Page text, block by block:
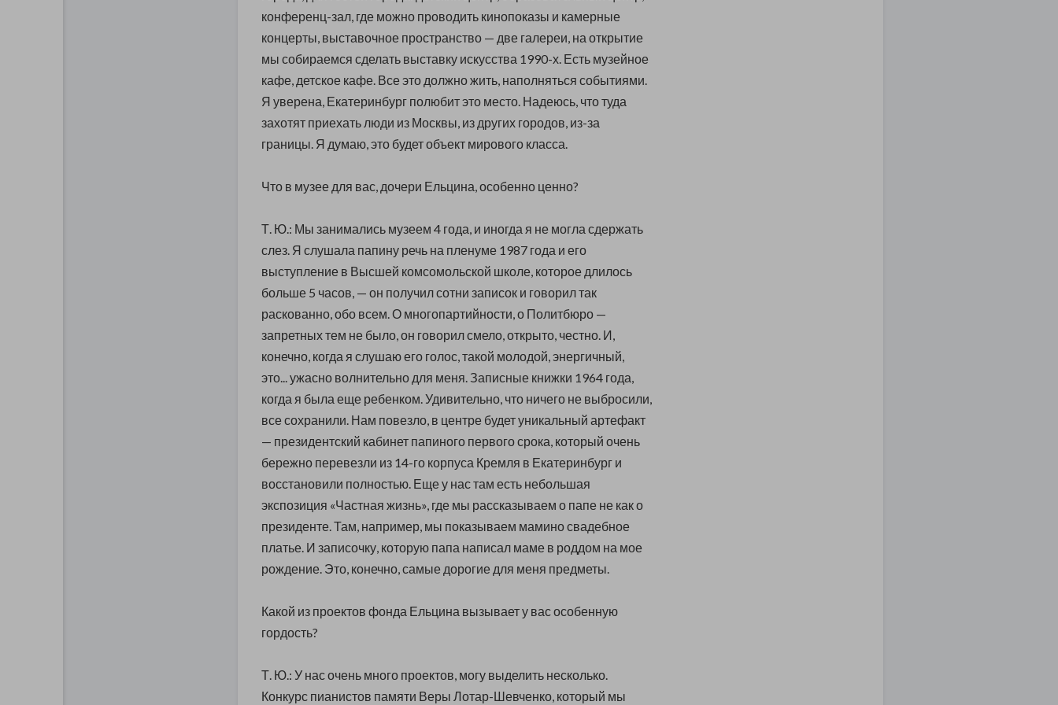
конференц-зал, где можно проводить кинопоказы и камерные
концерты, выставочное пространство — две галереи, на открытие
мы собираемся сделать выставку искусства 1990-х. Есть музейное
кафе, детское кафе. Все это должно жить, наполняться событиями.
Я уверена, Екатеринбург полюбит это место. Надеюсь, что туда
захотят приехать люди из Москвы, из других городов, из-за
границы. Я думаю, это будет объект мирового класса.
Что в музее для вас, дочери Ельцина, особенно ценно?
Т. Ю.: Мы занимались музеем 4 года, и иногда я не могла сдержать
слез. Я слушала папину речь на пленуме 1987 года и его
выступление в Высшей комсомольской школе, которое длилось
больше 5 часов, — он получил сотни записок и говорил так
раскованно, обо всем. О многопартийности, о Политбюро —
запретных тем не было, он говорил смело, открыто, честно. И,
конечно, когда я слушаю его голос, такой молодой, энергичный,
это... ужасно волнительно для меня. Записные книжки 1964 года,
когда я была еще ребенком. Удивительно, что ничего не выбросили,
все сохранили. Нам повезло, в центре будет уникальный артефакт
— президентский кабинет папиного первого срока, который очень
бережно перевезли из 14-го корпуса Кремля в Екатеринбург и
восстановили полностью. Еще у нас там есть небольшая
экспозиция «Частная жизнь», где мы рассказываем о папе не как о
президенте. Там, например, мы показываем мамино свадебное
платье. И записочку, которую папа написал маме в роддом на мое
рождение. Это, конечно, самые дорогие для меня предметы.
Какой из проектов фонда Ельцина вызывает у вас особенную
гордость?
Т. Ю.: У нас очень много проектов, могу выделить несколько.
Конкурс пианистов памяти Веры Лотар-Шевченко, который мы